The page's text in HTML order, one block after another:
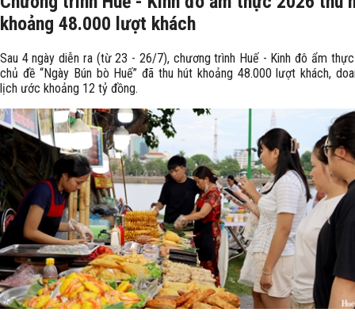
khoảng 48.000 lượt khách
Sau 4 ngày diễn ra (từ 23 - 26/7), chương trình Huế - Kinh đô ẩm
chủ đề “Ngày Bún bò Huế” đã thu hút khoảng 48.000 lượt khách,
lịch ước khoảng 12 tỷ đồng.